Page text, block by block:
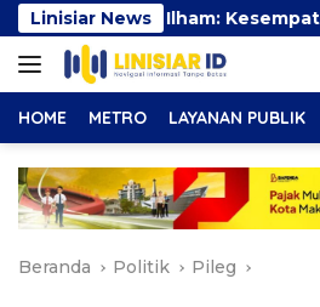
Langsung
ke
konten
Linisiar News
Mustika Ilham: Kesempatan
HOME METRO LAYANAN PUBLIK
Beranda Politik Pileg